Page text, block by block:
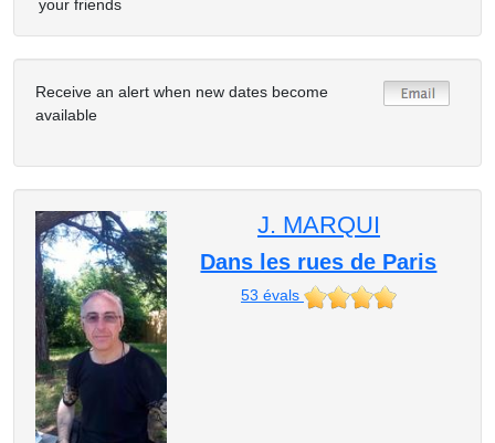
your friends
Receive an alert when new dates become
available
J. MARQUI
Dans les rues de Paris
53 évals